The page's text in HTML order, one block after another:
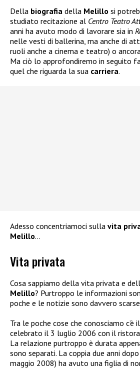
Della biografia della Melillo si
studiato recitazione al Centro Teatro
anni ha avuto modo di lavorare sia in
nelle vesti di ballerina, ma anche di
ruoli anche a cinema e teatro) o
Ma ciò lo approfondiremo in seguito
quel che riguarda la sua carriera.
Adesso concentriamoci sulla vita
Melillo…
Vita privata
Cosa sappiamo della vita privata e
Melillo? Purtroppo le informazioni
poche e le notizie sono davvero
Tra le poche cose che conosciamo c’è il
celebrato il 3 luglio 2006 con il
La relazione purtroppo è durata
sono separati. La coppia due anni
maggio 2008) ha avuto una figlia di